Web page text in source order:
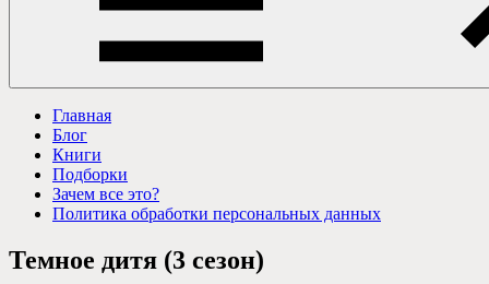
Главная
Блог
Книги
Подборки
Зачем все это?
Политика обработки персональных данных
Темное дитя (3 сезон)